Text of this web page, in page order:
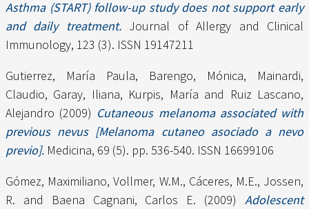
Asthma (START) follow-up study does not support early
and daily treatment.Journal of Allergy and Clinical
Immunology, 123 (3). ISSN 19147211
Gutierrez, María Paula, Barengo, Mónica, Mainardi,
Claudio, Garay, Iliana, Kurpis, María and Ruiz Lascano,
Alejandro (2009) Cutaneous melanoma associated with
previous nevus [Melanoma cutaneo asociado a nevo
previo]. Medicina, 69 (5). pp. 536-540. ISSN 16699106
Gómez, Maximiliano,Vollmer, W.M., Cáceres, M.E., Jossen,
R. and Baena Cagnani, Carlos E. (2009)Adolescent